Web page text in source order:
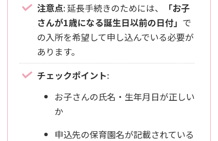
注意点: 延長手続きのためには、
「お子
さんが1歳になる誕生日以前の日付」 で
の入所を希望して申し込んでいる必要が
あります。
チェックポイント:
お子さんの氏名・生年月日が正しい
か
申込先の保育園名が記載されている